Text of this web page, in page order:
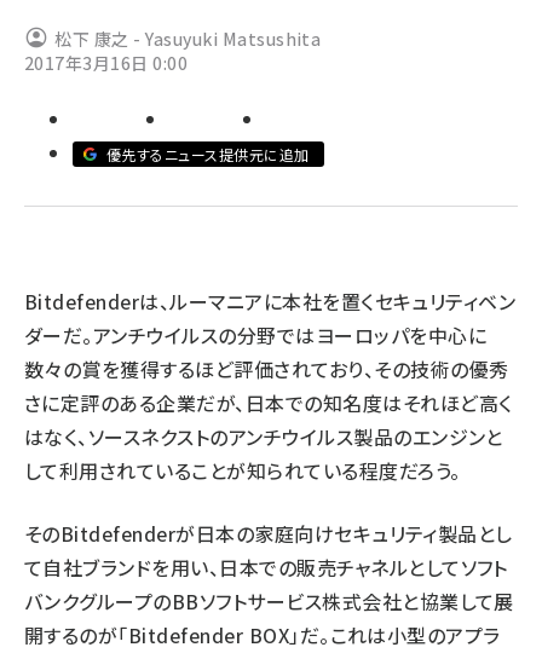
abc123 (1371)
ai crunch (1365)
松下 康之 - Yasuyuki Matsushita
2017年3月16日 0:00
優先するニュース提供元に追加
Bitdefenderは、ルーマニアに本社を置くセキュリティベン
ダーだ。アンチウイルスの分野ではヨーロッパを中心に
数々の賞を獲得するほど評価されており、その技術の優秀
さに定評のある企業だが、日本での知名度はそれほど高く
はなく、ソースネクストのアンチウイルス製品のエンジンと
して利用されていることが知られている程度だろう。
そのBitdefenderが日本の家庭向けセキュリティ製品とし
て自社ブランドを用い、日本での販売チャネルとしてソフト
バンクグループのBBソフトサービス株式会社と協業して展
開するのが「Bitdefender BOX」だ。これは小型のアプラ